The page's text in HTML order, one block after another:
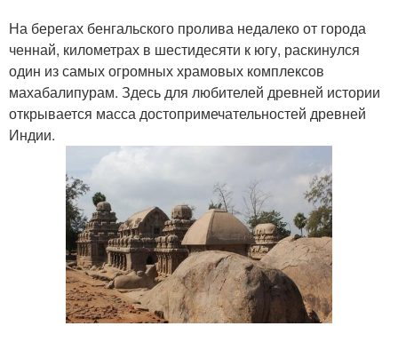
На берегах бенгальского пролива недалеко от города
ченнай, километрах в шестидесяти к югу, раскинулся
один из самых огромных храмовых комплексов
махабалипурам. Здесь для любителей древней истории
открывается масса достопримечательностей древней
Индии.